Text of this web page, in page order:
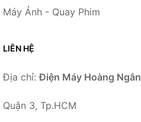
Máy Ảnh - Quay Phim
LIÊN HỆ
Địa chỉ:Điện Máy Hoàng Ngân
Quận 3, Tp.HCM